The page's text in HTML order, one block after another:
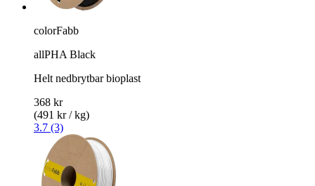
colorFabb
allPHA Black
Helt nedbrytbar bioplast
368 kr
(491 kr / kg)
3.7 (3)